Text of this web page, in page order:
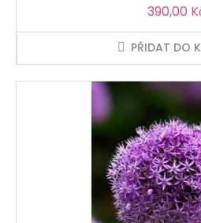
Cena
390,00
PŘIDAT DO